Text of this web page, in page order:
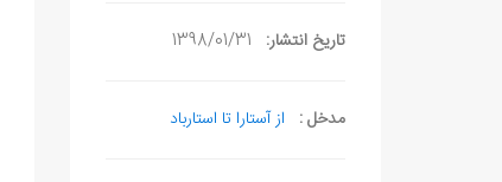
تاریخ انتشار: 1398/01/31
مدخل : از آستارا تا استارباد